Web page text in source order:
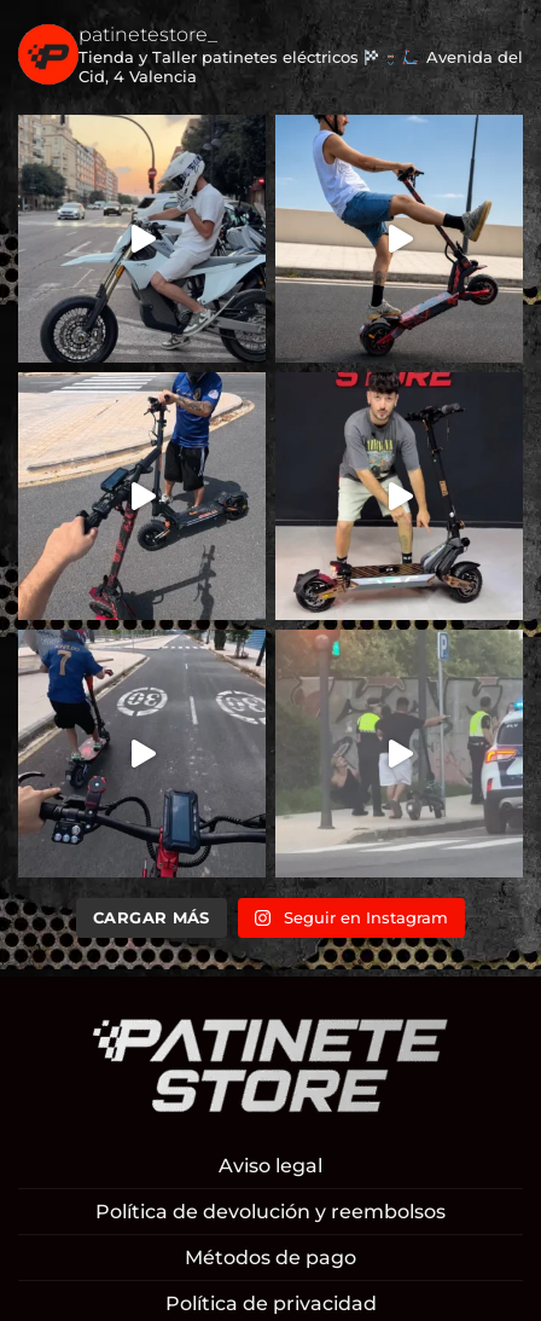
patinetestore_
Tienda y Taller patinetes eléctricos
Avenida del
Cid, 4 Valencia
CARGAR MÁS Seguir en Instagram
Aviso legal
Política de devolución y reembolsos
Métodos de pago
Política de privacidad